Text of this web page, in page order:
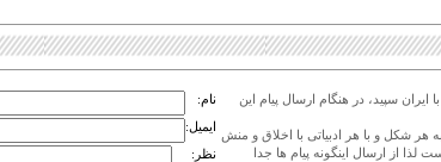
سپید، در هنگام ارسال پیام این
به هر شکل و با هر ادبیاتی با اخلاق و منش
لذا از ارسال اینگونه پیام ها جدا
نام:
ایمیل:
نظر: